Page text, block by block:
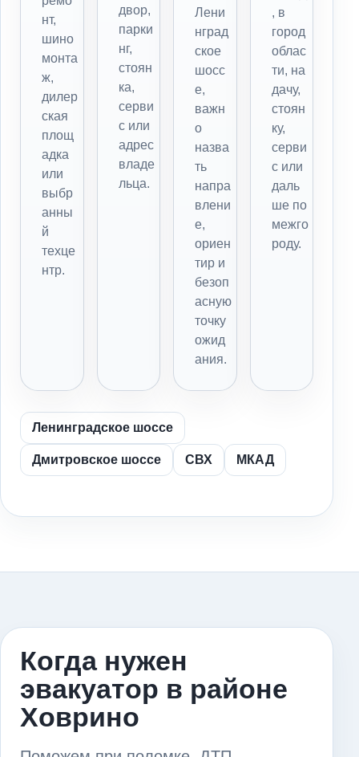
нт,
шино
монта
ж,
дилер
ская
площ
адка
или
выбр
анны
й
техце
нтр.
двор,
парки
нг,
стоян
ка,
серви
с или
адрес
владе
льца.
Лени
нград
ское
шосс
е,
важн
о
назва
ть
напра
влени
е,
ориен
тир и
безоп
асную
точку
ожид
ания.
, в
город
облас
ти, на
дачу,
стоян
ку,
серви
с или
даль
ше по
межго
роду.
Ленинградское шоссе
Дмитровское шоссе СВХ МКАД
Когда нужен
эвакуатор в районе
Ховрино